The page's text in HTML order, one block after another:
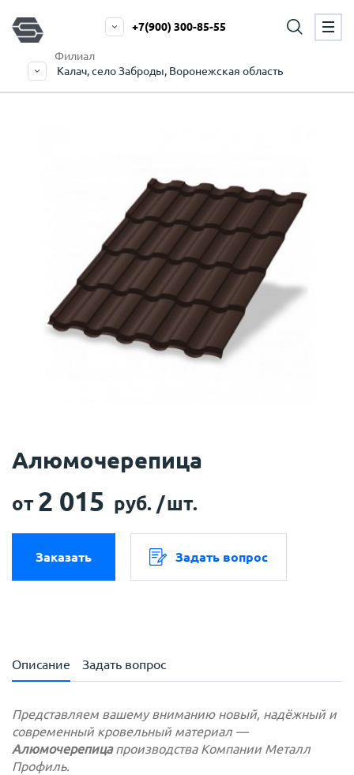
Филиал
Калач, село Заброды, Воронежская область
+7(900) 300-85-55
Алюмочерепица
от 2 015 руб. /шт.
Заказать Задать вопрос
Описание Задать вопрос
Представляем вашему вниманию новый, надёжный и
современный кровельный материал —
Алюмочерепицапроизводства Компании Металл
Профиль.